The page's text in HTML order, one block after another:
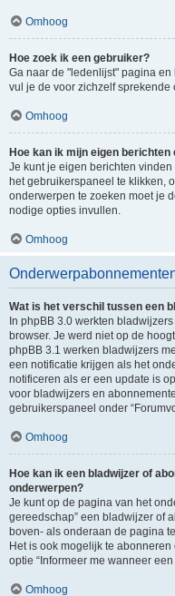
Omhoog
Hoe zoek ik een gebruiker?
Ga naar de "ledenlijst" pagina
vul je de voor zichzelf sprekende
Omhoog
Hoe kan ik mijn eigen
Je kunt je eigen berichten
het gebruikerspaneel te klikken,
onderwerpen te zoeken moet je
nodige opties invullen.
Omhoog
Wat is het verschil tussen een
In phpBB 3.0 werkten
browser. Je werd niet op de
phpBB 3.1 werken bladwijzers
een notificatie krijgen als het
notificeren als er een update is
voor bladwijzers en
gebruikerspaneel onder
Omhoog
Hoe kan ik een bladwijzer of
onderwerpen?
Je kunt op de pagina van het
gereedschap” een bladwijzer of
boven- als onderaan de pagina
Het is ook mogelijk te
optie “Informeer me wanneer
Omhoog